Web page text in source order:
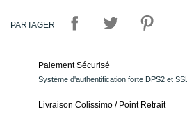
PARTAGER
Paiement Sécurisé
Système d'authentification forte DPS2 et SSL
Livraison Colissimo / Point Retrait